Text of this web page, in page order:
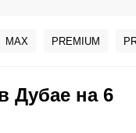
MAX PREMIUM
Дубае на 6